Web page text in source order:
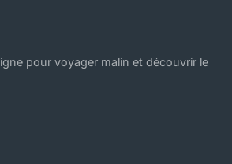
pour voyager malin et découvrir le